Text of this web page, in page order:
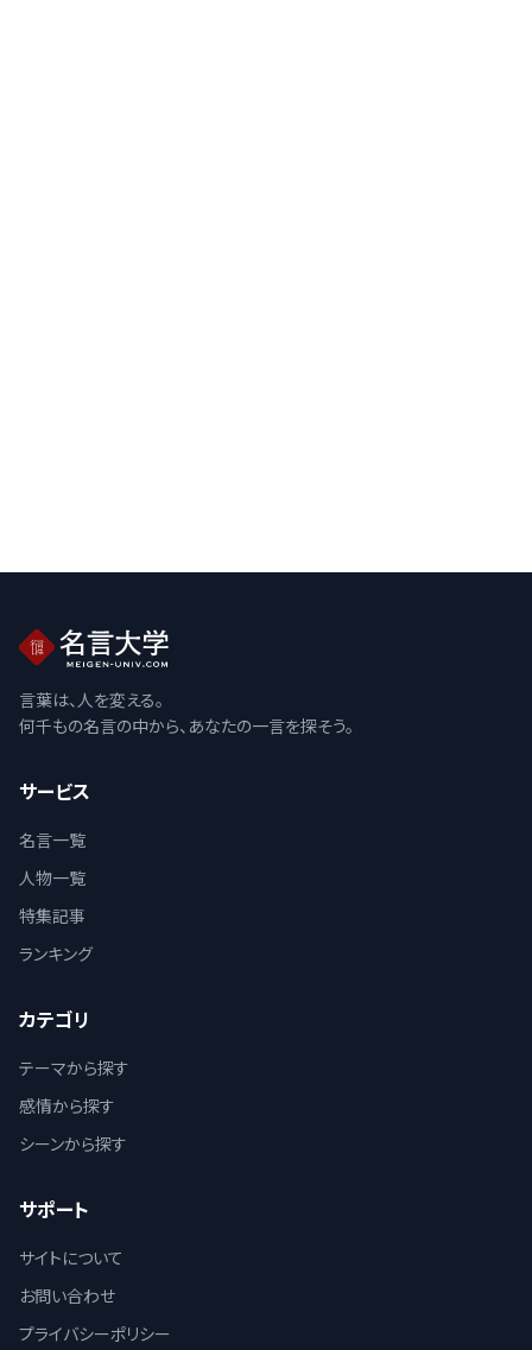
言葉は、人を変える。
何千もの名言の中から、あなたの一言を探そう。
サービス
名言一覧
人物一覧
特集記事
ランキング
カテゴリ
テーマから探す
感情から探す
シーンから探す
サポート
サイトについて
お問い合わせ
プライバシーポリシー